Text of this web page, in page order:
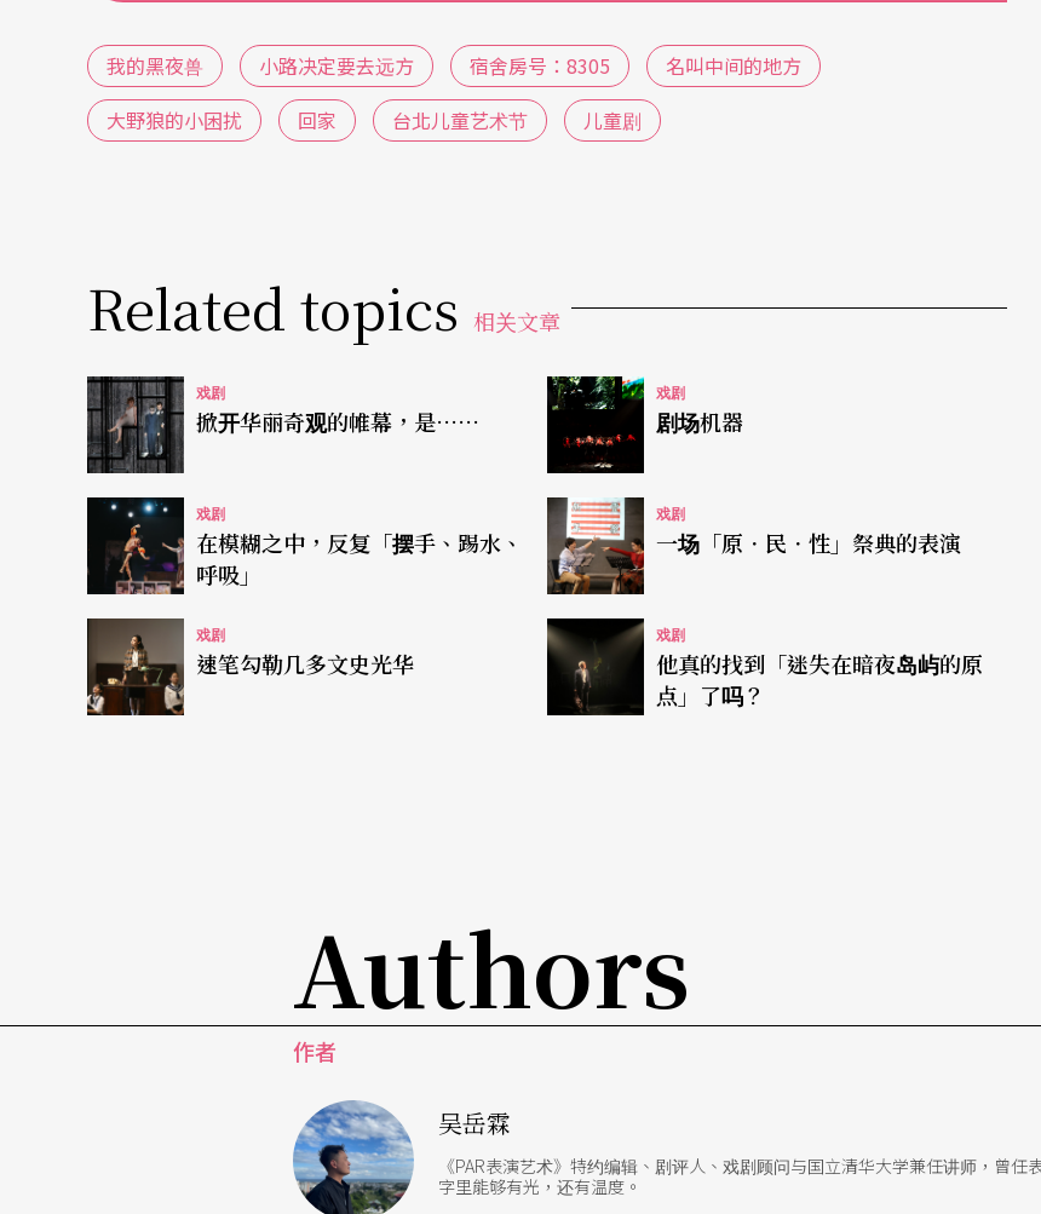
硬题材：从创作主题重新建构视角
其中，吴彦霆大抵是儿童剧创作者里相对大量投入于开发此类题材者，特别是发表于台北儿童艺
绪」，吴彦霆在追寻与冒险的旅程里，翻转成人视角里的既定印象与文明定义，将成人设定好的
普世价值还原到原初设定；最后出现的黑婆婆，从邪恶、负面的化身，重新解读为接纳、承受众
人情绪的载体，用彩虹包容所有人，既为全剧情节翻转，亦是创作主题的再次深化。另外，像是
由陈侑汝、区秀诒共同导演的《我的黑夜兽》则以「忧郁」为主题，在舞台相对幽暗的光源配合
下，探索成人往往认为儿童不需要、甚至是不能拥有的情绪反应。
谢鸿文认为：「《我的黑夜兽》和《小路决定要去远方》两出戏主题内容与表现形式有所不同，
也有一些相似，其相似来自于剧本跳脱了过去儿童剧常见的甜美童话风格，转向对儿童黑暗情绪
材——战争。但复象公场对于主题与方向的拿捏极为精准、巧妙，全剧以「一只右手」找寻其他
身体部位为情节主轴，既不哭诉或控诉战争的无情，也未将主弦律偏向温情、或是过于失控的正
向思考，编导缓缓地让故事推进，在铺陈回家的道路上，若隐若现地吐露战争下个人与体制的权
力位阶、面对死亡的恐惧与渺小等，借此制造共感。
特别的是，《回家》也摆脱了扮演与叙事的必然，运用偶戏、光影、物件等方式，于虚实之间开
启恰如说床前故事的语境。其虽在水源剧场略嫌过大的空间里而显得布局失准——物件、光影、
我的黑夜兽 小路决定要去远方 宿舍房号：8305
名叫中间的地方
大野狼的小困扰
回家 台北儿童艺术节 儿童剧
Related topics 相关文章
戏剧
掀开华丽奇观的帷幕，是……
戏剧
剧场机器
戏剧
在模糊之中，反复「摆手、踢水、
呼吸」
戏剧
一场「原．民．性」祭典的表演
戏剧
速笔勾勒几多文史光华
戏剧
他真的找到「迷失在暗夜岛屿的原
点」了吗？
Authors
作者
吴岳霖
《PAR表演艺术》特约编辑、剧评人、戏剧顾问与国立清华大学兼任讲师，曾
字里能够有光，还有温度。